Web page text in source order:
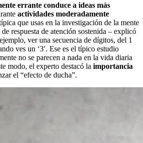
errante conduce a ideas más
actividades moderadamente
que usas en la investigación de la mente
respuesta de atención sostenida – explicó
ver una secuencia de dígitos, del 1
ves un ‘3′. Ese es el típico estudio
no se parecen a nada en la vida diaria
modo, el experto destacó la importancia
el “efecto de ducha”.